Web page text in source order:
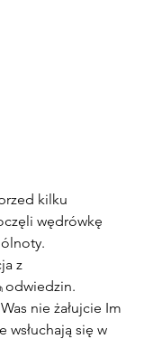
kilku
wędrówkę
z
odwiedzin.
nie żałujcie Im
wsłuchają się w